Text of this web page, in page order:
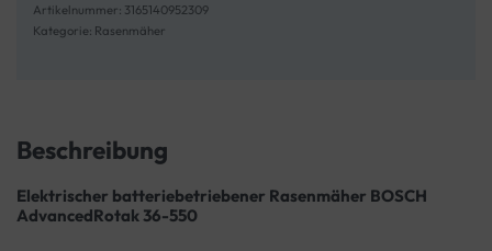
3165140952309
Kategorie: Rasenmäher
Beschreibung
Elektrischer batteriebetriebener Rasenmäher BOSCH
AdvancedRotak 36-550